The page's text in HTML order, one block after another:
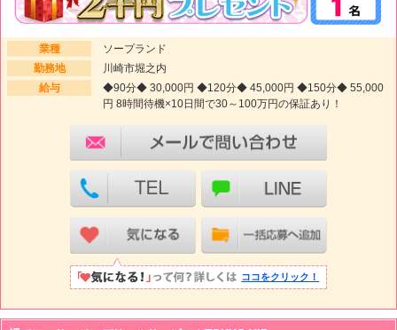
業種
ソープランド
勤務地
川崎市堀之内
給与
◆90分◆ 30,000円 ◆120分◆ 45,000円 ◆150分◆ 55,000
円 8時間待機×10日間で30～100万円の保証あり！
ココをクリック！